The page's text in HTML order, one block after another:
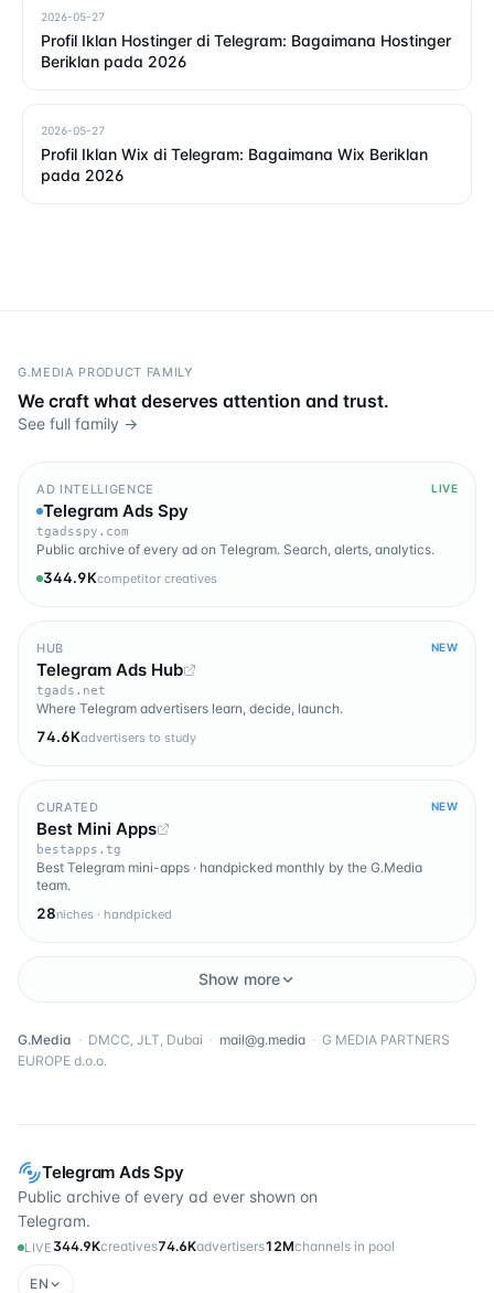
2026-05-27
Profil Iklan Hostinger di Telegram: Bagaimana Hostinger
Beriklan pada 2026
2026-05-27
Profil Iklan Wix di Telegram: Bagaimana Wix Beriklan
pada 2026
Telegram Ads Spy
Public archive of every ad ever shown on
Telegram.
LIVE 344.9Kcreatives74.6Kadvertisers12Mchannels in pool
EN
G.MEDIA PRODUCT FAMILY
We craft what deserves attention and trust.
See full family →
AD INTELLIGENCE LIVE
Telegram Ads Spy
tgadsspy.com
Public archive of every ad on Telegram. Search, alerts, analytics.
344.9Kcompetitor creatives
HUB NEW
Telegram Ads Hub
tgads.net
Where Telegram advertisers learn, decide, launch.
74.6Kadvertisers to study
CURATED NEW
Best Mini Apps
bestapps.tg
Best Telegram mini-apps · handpicked monthly by the G.Media
team.
28niches · handpicked
Show more
G.Media · DMCC, JLT, Dubai · mail@g.media · G MEDIA PARTNERS
EUROPE d.o.o.